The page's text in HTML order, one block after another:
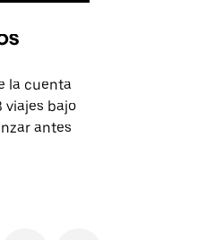
la cuenta
viajes bajo
antes